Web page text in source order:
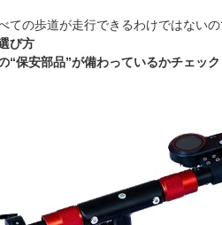
ての歩道が走行できるわけではない
び方
“保安部品”が備わっているかチェック